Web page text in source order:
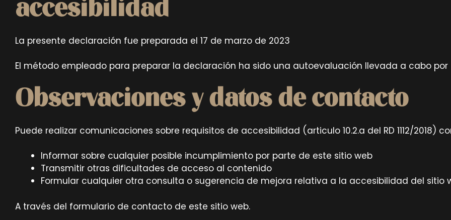
accesibilidad
La presente declaración fue preparada el 17 de marzo de 2023
El método empleado para preparar la declaración ha sido una autoevaluación llevada a cabo por
Observaciones y datos de contacto
Puede realizar comunicaciones sobre requisitos de accesibilidad (articulo 10.2.a del RD 1112/2018)
Informar sobre cualquier posible incumplimiento por parte de este sitio web
Transmitir otras dificultades de acceso al contenido
Formular cualquier otra consulta o sugerencia de mejora relativa a la accesibilidad del sitio
A través del formulario de contacto de este sitio web.